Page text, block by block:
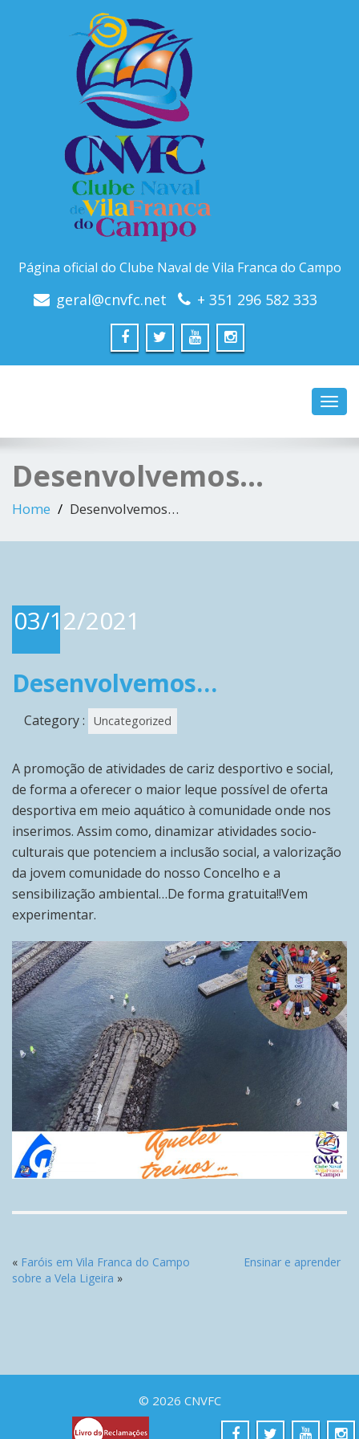
Página oficial do Clube Naval de Vila Franca do Campo
geral@cnvfc.net + 351 296 582 333
Desenvolvemos…
Home Desenvolvemos…
03/12/2021
Desenvolvemos…
Category : Uncategorized
A promoção de atividades de cariz desportivo e social,
de forma a oferecer o maior leque possível de oferta
desportiva em meio aquático à comunidade onde nos
inserimos. Assim como, dinamizar atividades socio-
culturais que potenciem a inclusão social, a valorização
da jovem comunidade do nosso Concelho e a
sensibilização ambiental…De forma gratuita!!Vem
experimentar.
« Faróis em Vila Franca do Campo
Ensinar e aprender
sobre a Vela Ligeira »
© 2026 CNVFC